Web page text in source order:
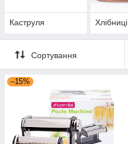
Каструля Хлібниці
Сортування
–15%